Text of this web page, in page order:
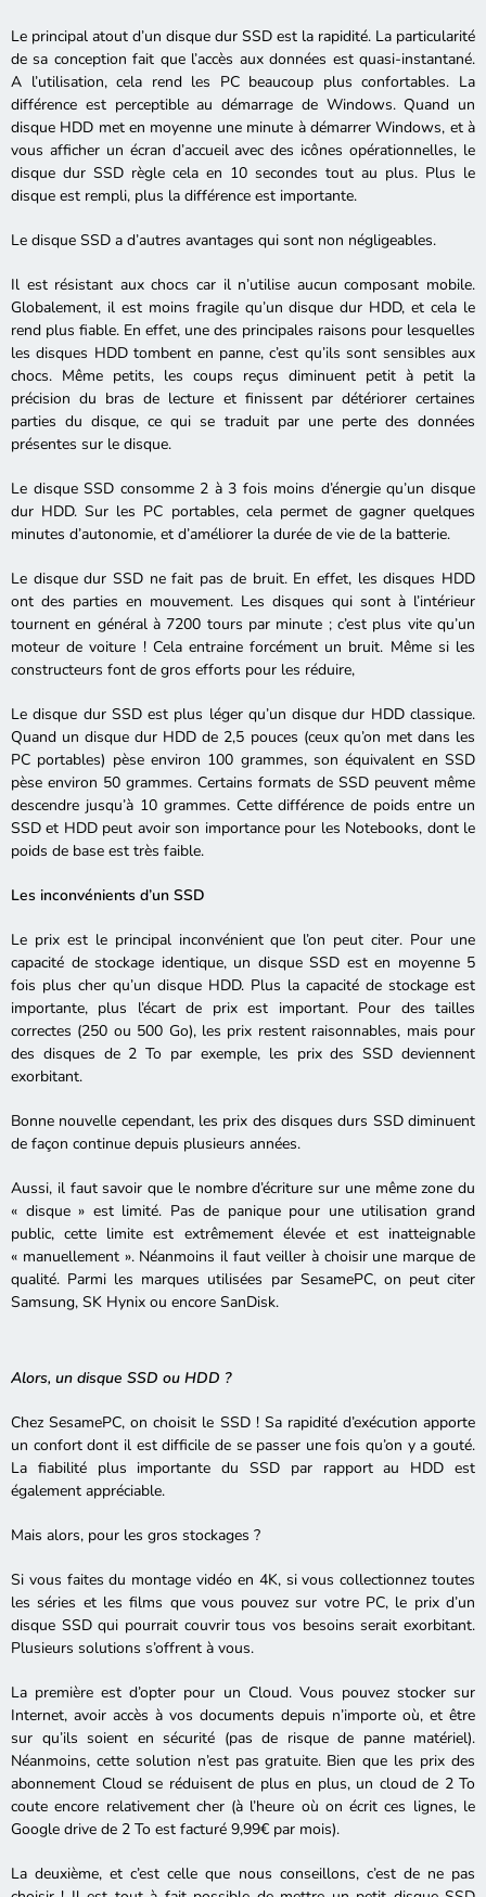
Le principal atout d’un disque dur SSD est la rapidité. La particularité
de sa conception fait que l’accès aux données est quasi-instantané.
A l’utilisation, cela rend les PC beaucoup plus confortables. La
différence est perceptible au démarrage de Windows. Quand un
disque HDD met en moyenne une minute à démarrer Windows, et à
vous afficher un écran d’accueil avec des icônes opérationnelles, le
disque dur SSD règle cela en 10 secondes tout au plus. Plus le
disque est rempli, plus la différence est importante.
Le disque SSD a d’autres avantages qui sont non négligeables.
Il est résistant aux chocs car il n’utilise aucun composant mobile.
Globalement, il est moins fragile qu’un disque dur HDD, et cela le
rend plus fiable. En effet, une des principales raisons pour lesquelles
les disques HDD tombent en panne, c’est qu’ils sont sensibles aux
chocs. Même petits, les coups reçus diminuent petit à petit la
précision du bras de lecture et finissent par détériorer certaines
parties du disque, ce qui se traduit par une perte des données
présentes sur le disque.
Le disque SSD consomme 2 à 3 fois moins d’énergie qu’un disque
dur HDD. Sur les PC portables, cela permet de gagner quelques
minutes d’autonomie, et d’améliorer la durée de vie de la batterie.
Le disque dur SSD ne fait pas de bruit. En effet, les disques HDD
ont des parties en mouvement. Les disques qui sont à l’intérieur
tournent en général à 7200 tours par minute ; c’est plus vite qu’un
moteur de voiture ! Cela entraine forcément un bruit. Même si les
constructeurs font de gros efforts pour les réduire,
Le disque dur SSD est plus léger qu’un disque dur HDD classique.
Quand un disque dur HDD de 2,5 pouces (ceux qu’on met dans les
PC portables) pèse environ 100 grammes, son équivalent en SSD
pèse environ 50 grammes. Certains formats de SSD peuvent même
descendre jusqu’à 10 grammes. Cette différence de poids entre un
SSD et HDD peut avoir son importance pour les Notebooks, dont le
poids de base est très faible.
Les inconvénients d’un SSD
Le prix est le principal inconvénient que l’on peut citer. Pour une
capacité de stockage identique, un disque SSD est en moyenne 5
fois plus cher qu’un disque HDD. Plus la capacité de stockage est
importante, plus l’écart de prix est important. Pour des tailles
correctes (250 ou 500 Go), les prix restent raisonnables, mais pour
des disques de 2 To par exemple, les prix des SSD deviennent
exorbitant.
Bonne nouvelle cependant, les prix des disques durs SSD diminuent
de façon continue depuis plusieurs années.
Aussi, il faut savoir que le nombre d’écriture sur une même zone du
« disque » est limité. Pas de panique pour une utilisation grand
public, cette limite est extrêmement élevée et est inatteignable
« manuellement ». Néanmoins il faut veiller à choisir une marque de
qualité. Parmi les marques utilisées par SesamePC, on peut citer
Samsung, SK Hynix ou encore SanDisk.
Alors, un disque SSD ou HDD ?
Chez SesamePC, on choisit le SSD ! Sa rapidité d’exécution apporte
un confort dont il est difficile de se passer une fois qu’on y a gouté.
La fiabilité plus importante du SSD par rapport au HDD est
également appréciable.
Mais alors, pour les gros stockages ?
Si vous faites du montage vidéo en 4K, si vous collectionnez toutes
les séries et les films que vous pouvez sur votre PC, le prix d’un
disque SSD qui pourrait couvrir tous vos besoins serait exorbitant.
Plusieurs solutions s’offrent à vous.
La première est d’opter pour un Cloud. Vous pouvez stocker sur
Internet, avoir accès à vos documents depuis n’importe où, et être
sur qu’ils soient en sécurité (pas de risque de panne matériel).
Néanmoins, cette solution n’est pas gratuite. Bien que les prix des
abonnement Cloud se réduisent de plus en plus, un cloud de 2 To
coute encore relativement cher (à l’heure où on écrit ces lignes, le
Google drive de 2 To est facturé 9,99€ par mois).
La deuxième, et c’est celle que nous conseillons, c’est de ne pas